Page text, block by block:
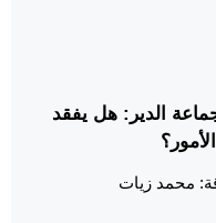
الدير: هل يفقد